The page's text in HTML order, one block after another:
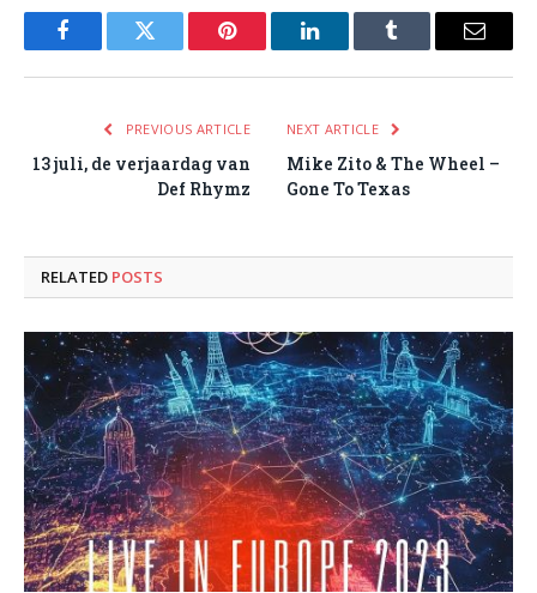
FacebookTwitter Pinterest LinkedInTumblr Email
PREVIOUS ARTICLE
13 juli, de verjaardag van
Def Rhymz
NEXT ARTICLE
Mike Zito & The Wheel –
Gone To Texas
RELATED POSTS